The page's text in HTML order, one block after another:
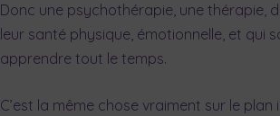
Donc une psychothérapie, une thérapie,
leur santé physique, émotionnelle, et
apprendre tout le temps.
C’est la même chose vraiment sur le